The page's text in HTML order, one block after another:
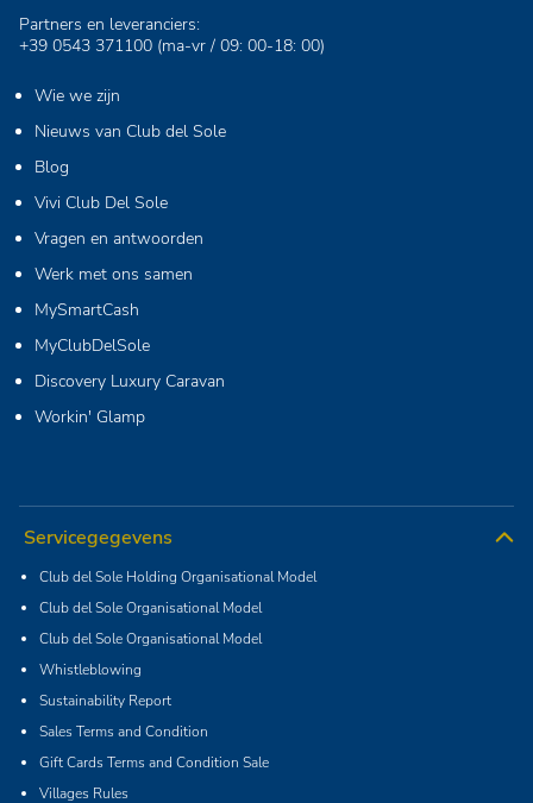
Partners en leveranciers:
+39 0543 371100 (ma-vr / 09: 00-18: 00)
Wie we zijn
Nieuws van Club del Sole
Blog
Vivi Club Del Sole
Vragen en antwoorden
Werk met ons samen
MySmartCash
MyClubDelSole
Discovery Luxury Caravan
Workin' Glamp
Servicegegevens
Club del Sole Holding Organisational Model
Club del Sole Organisational Model
Club del Sole Organisational Model
Whistleblowing
Sustainability Report
Sales Terms and Condition
Gift Cards Terms and Condition Sale
Villages Rules